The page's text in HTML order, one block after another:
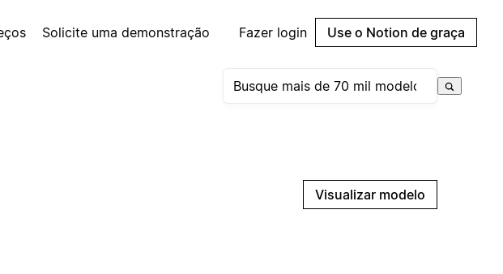
Solicite uma demonstração Fazer login Use o Notion de graça
Visualizar modelo